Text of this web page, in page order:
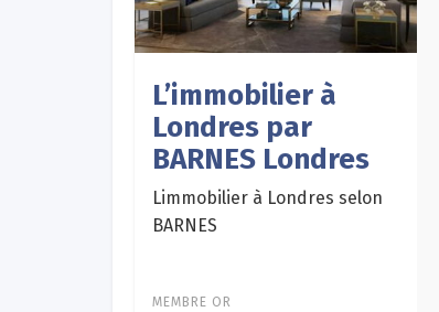
L’immobilier à
Londres par
BARNES Londres
Limmobilier à Londres selon
BARNES
MEMBRE OR